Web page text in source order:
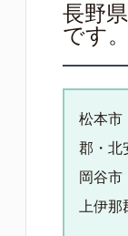
長野
です。
松本市
郡・北
岡谷市
上伊